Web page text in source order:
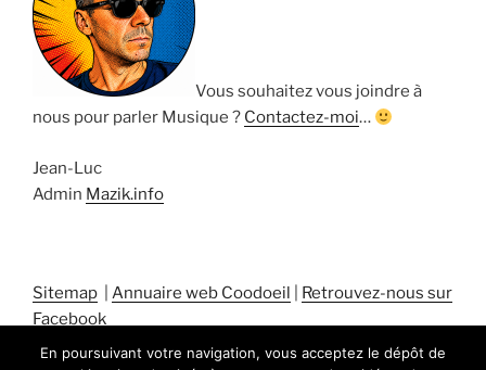
Vous souhaitez vous joindre à
nous pour parler Musique ? Contactez-moi…
Jean-Luc
Admin Mazik.info
Sitemap Annuaire web Coodoeil
Retrouvez-nous sur
Facebook
En poursuivant votre navigation, vous acceptez le dépôt de